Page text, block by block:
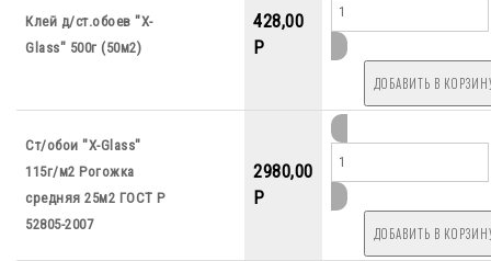
Клей д/ст.обоев "X-
Glass" 500г (50м2)
428,00
P
Ст/обои "X-Glass"
115г/м2 Рогожка
средняя 25м2 ГОСТ Р
52805-2007
2980,00
P